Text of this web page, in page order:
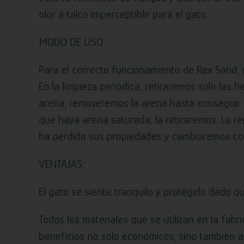
olor a talco imperceptible para el gato.
MODO DE USO:
Para el correcto funcionamiento de Rex
En la limpieza periódica, retiraremos solo las
arena, removeremos la arena hasta
que haya arena saturada, la retiraremos. La
ha perdido sus propiedades y cambiaremos
VENTAJAS:
El gato se siente tranquilo y protegido dado
Todos los materiales que se utilizan en la
beneficios no solo económicos, sino también